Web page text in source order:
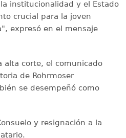
institucionalidad y el Estado
crucial para la joven
expresó en el mensaje
alta corte, el comunicado
de Rohrmoser
se desempeñó como
y resignación a la